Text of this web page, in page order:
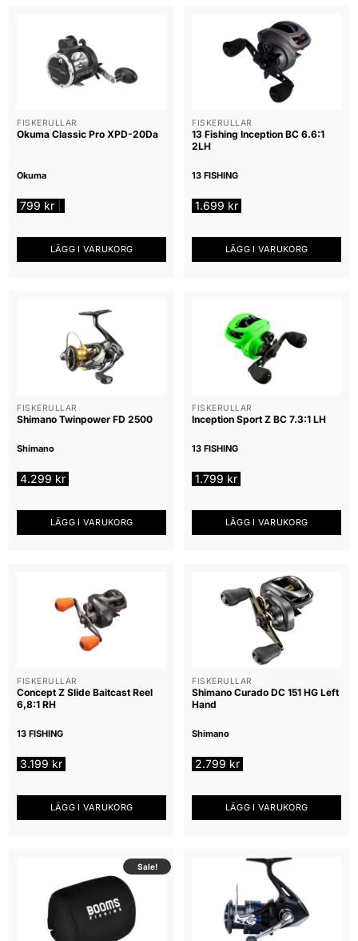
FISKERULLAR
Okuma Classic Pro XPD-20Da
Okuma
799 kr
LÄGG I VARUKORG
FISKERULLAR
13 Fishing Inception BC 6.6:1
2LH
13 FISHING
1.699 kr
LÄGG I VARUKORG
FISKERULLAR
Shimano Twinpower FD 2500
Shimano
4.299 kr
LÄGG I VARUKORG
FISKERULLAR
Inception Sport Z BC 7.3:1 LH
13 FISHING
1.799 kr
LÄGG I VARUKORG
FISKERULLAR
Concept Z Slide Baitcast Reel
6,8:1 RH
13 FISHING
3.199 kr
LÄGG I VARUKORG
FISKERULLAR
Shimano Curado DC 151 HG Left
Hand
Shimano
2.799 kr
LÄGG I VARUKORG
Sale!